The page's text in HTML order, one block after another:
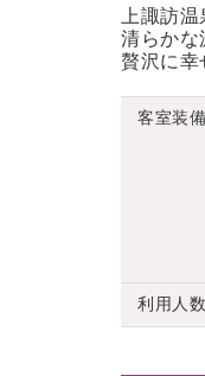
上諏訪
清らかな
贅沢に幸
客室装
利用人数